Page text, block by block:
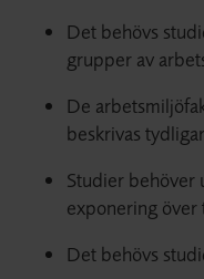
Det behövs
grupper av
De
beskrivas
Studier behöver
exponering över
Det behövs